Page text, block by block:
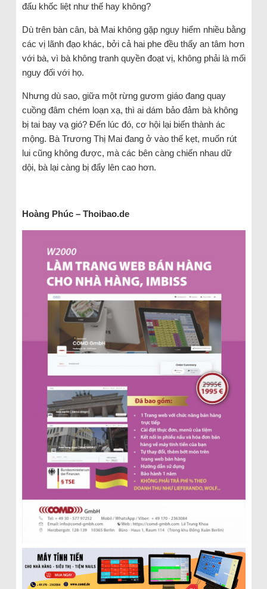
đấu khốc liệt như thế hay không?
Dù trên bàn cân, bà Mai không gặp nguy hiểm nhiều bằng
các vị lãnh đạo khác, bởi cả hai phe đều thấy an tâm hơn
với bà, vì bà không tranh quyền đoạt vị, không phải là mối
nguy đối với họ.
Nhưng dù sao, giữa một rừng gươm giáo đang quay
cuồng đâm chém loạn xạ, thì ai dám bảo đảm bà không
bị tai bay vạ gió? Đến lúc đó, cơ hội lại biến thành ác
mộng. Bà Trương Thị Mai đang ở vào thế kẹt, muốn rút
lui cũng không được, mà các bên càng chiến nhau dữ
dội, bà lại càng bị đẩy lên cao hơn.
Hoàng Phúc – Thoibao.de